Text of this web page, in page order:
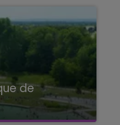
de
Connantre